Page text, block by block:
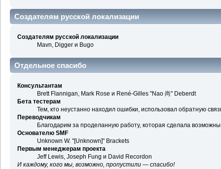
Создателям русской локализации
Создателям русской локализации
Mavn, Digger и Bugo
Отдельное спасибо
Консультантам
Brett Flannigan, Mark Rose и René-Gilles "Nao 尚" Deberdt
Бета тестерам
Тем, кто неустанно находил ошибки, использовал обратную
Переводчикам
Благодарим за проделанную работу, которая сделала
Основателю SMF
Unknown W. "[Unknown]" Brackets
Первым менеджерам проекта
Jeff Lewis, Joseph Fung и David Recordon
И каждому, кого мы, возможно, пропустили — спасибо!